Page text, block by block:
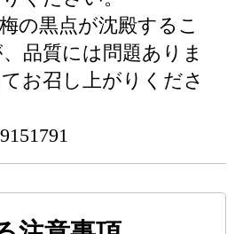
の黒点が沈殿するこ
品質には問題ありま
お召し上がりくださ